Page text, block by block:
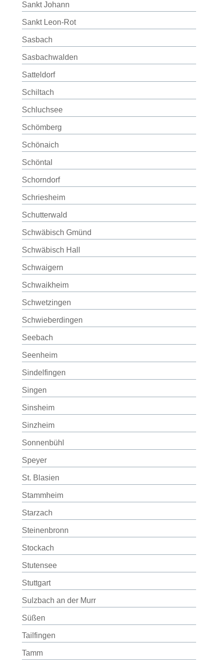
Sankt Johann
Sankt Leon-Rot
Sasbach
Sasbachwalden
Satteldorf
Schiltach
Schluchsee
Schömberg
Schönaich
Schöntal
Schorndorf
Schriesheim
Schutterwald
Schwäbisch Gmünd
Schwäbisch Hall
Schwaigern
Schwaikheim
Schwetzingen
Schwieberdingen
Seebach
Seenheim
Sindelfingen
Singen
Sinsheim
Sinzheim
Sonnenbühl
Speyer
St. Blasien
Stammheim
Starzach
Steinenbronn
Stockach
Stutensee
Stuttgart
Sulzbach an der Murr
Süßen
Tailfingen
Tamm